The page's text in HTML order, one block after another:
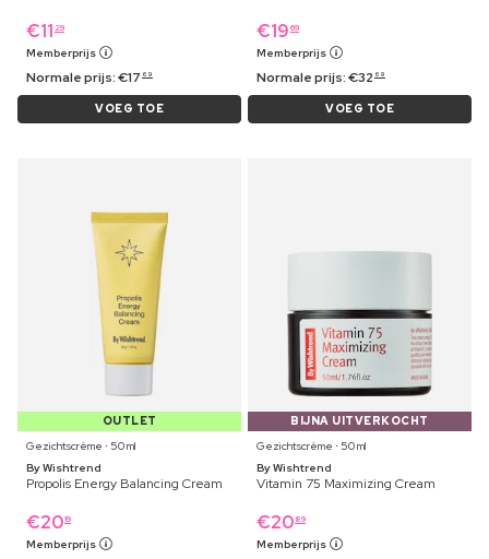
€11 29
Memberprijs
Normale prijs:€17 69
VOEG TOE
€19 69
Memberprijs
Normale prijs:€32 69
VOEG TOE
OUTLET
Gezichtscrème ⋅ 50 ml
By Wishtrend
Propolis Energy Balancing Cream
€2019
Memberprijs
BIJNA UITVERKOCHT
Gezichtscrème ⋅ 50 ml
By Wishtrend
Vitamin 75 Maximizing Cream
€20 89
Memberprijs